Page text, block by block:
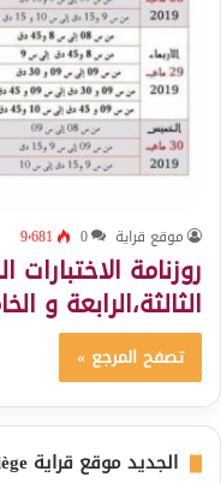
موقع قراية 0 9٬681
روزنامة
الثالثة،الرابعة و الخامسة
تصفح المرجع »
الجديد موقع قراية Collège